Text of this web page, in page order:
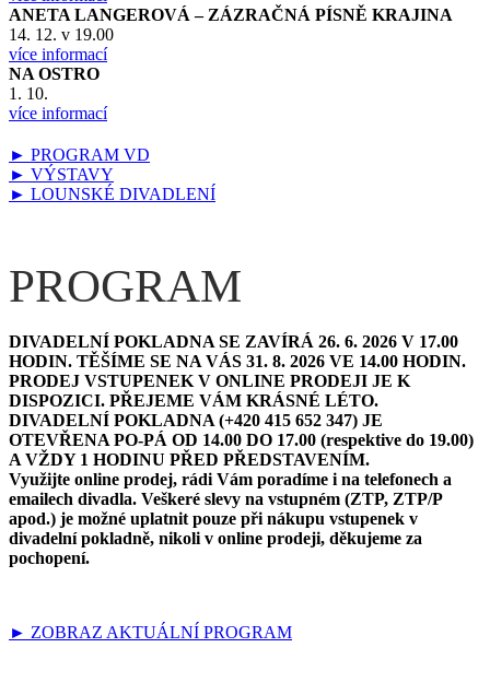
ANETA LANGEROVÁ – ZÁZRAČNÁ PÍSNĚ KRAJINA
14. 12. v 19.00
více informací
NA OSTRO
1. 10.
více informací
► PROGRAM VD
► VÝSTAVY
► LOUNSKÉ DIVADLENÍ
PROGRAM
DIVADELNÍ POKLADNA SE ZAVÍRÁ 26. 6. 2026 V 17.00
HODIN. TĚŠÍME SE NA VÁS 31. 8. 2026 VE 14.00 HODIN.
PRODEJ VSTUPENEK V ONLINE PRODEJI JE K
DISPOZICI. PŘEJEME VÁM KRÁSNÉ LÉTO.
DIVADELNÍ POKLADNA (+420 415 652 347) JE
OTEVŘENA PO-PÁ OD 14.00 DO 17.00 (respektive do 19.00)
A VŽDY 1 HODINU PŘED PŘEDSTAVENÍM.
Využijte online prodej, rádi Vám poradíme i na telefonech a
emailech divadla. Veškeré slevy na vstupném (ZTP, ZTP/P
apod.) je možné uplatnit pouze při nákupu vstupenek v
divadelní pokladně, nikoli v online prodeji, děkujeme za
pochopení.
► ZOBRAZ AKTUÁLNÍ PROGRAM